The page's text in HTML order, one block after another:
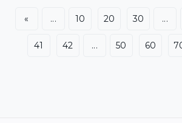
校方為保校譽企圖淡化事件。 事發於
男生趁女生班轉往家政教室上課期間，
房，拿起女生外套狂吸，更打開數名女
« ... 10 20 30 ...
41 42 ... 50 60